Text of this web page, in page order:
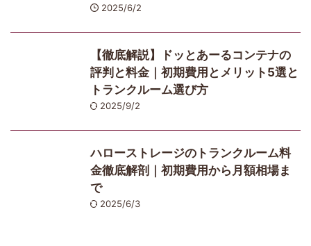
2025/6/2
【徹底解説】ドッとあーるコンテナの
評判と料金｜初期費用とメリット5選と
トランクルーム選び方
2025/9/2
ハローストレージのトランクルーム料
金徹底解剖｜初期費用から月額相場ま
で
2025/6/3